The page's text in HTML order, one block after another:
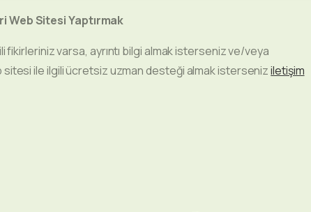
Sitesi Yaptırmak
varsa, ayrıntı bilgi almak isterseniz ve/veya
ile ilgili ücretsiz uzman desteği almak isterseniziletişim